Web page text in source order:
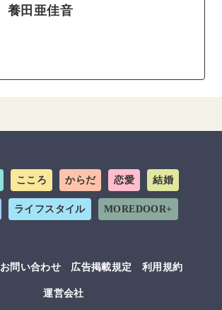
養田亜佳音
こころ からだ 恋愛 結婚
ライフスタイル MOREDOOR+
お問い合わせ 広告掲載規定
利用規約
運営会社